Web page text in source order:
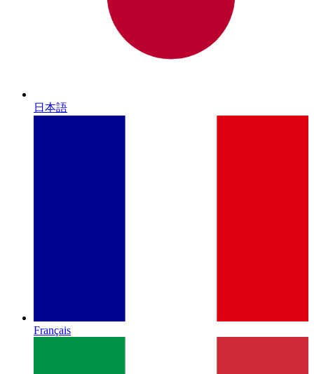
日本語
Français